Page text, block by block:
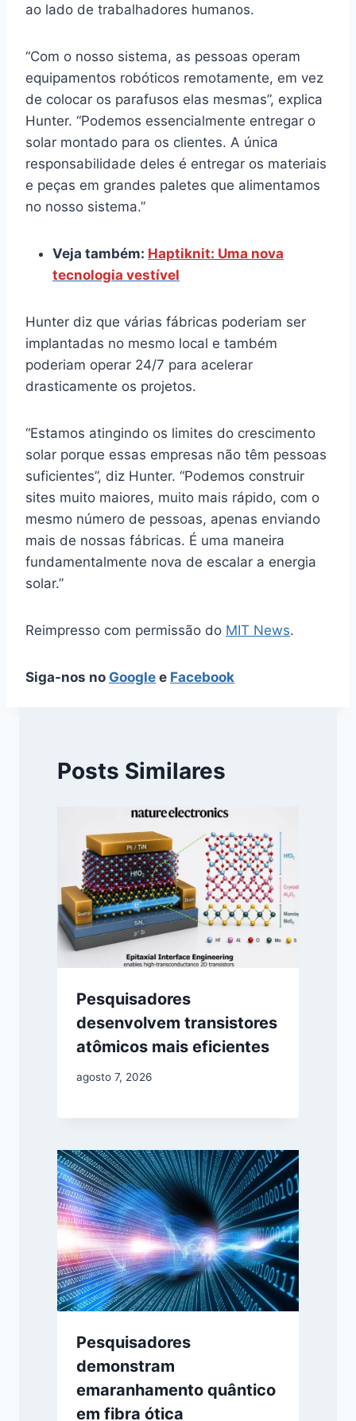
ao lado de trabalhadores humanos.
“Com o nosso sistema, as pessoas operam
equipamentos robóticos remotamente, em vez
de colocar os parafusos elas mesmas”, explica
Hunter. “Podemos essencialmente entregar o
solar montado para os clientes. A única
responsabilidade deles é entregar os materiais
e peças em grandes paletes que alimentamos
no nosso sistema.”
Veja também: Haptiknit: Uma nova
tecnologia vestível
Hunter diz que várias fábricas poderiam ser
implantadas no mesmo local e também
poderiam operar 24/7 para acelerar
drasticamente os projetos.
“Estamos atingindo os limites do crescimento
solar porque essas empresas não têm pessoas
suficientes”, diz Hunter. “Podemos construir
sites muito maiores, muito mais rápido, com o
mesmo número de pessoas, apenas enviando
mais de nossas fábricas. É uma maneira
fundamentalmente nova de escalar a energia
solar.”
Reimpresso com permissão do MIT News.
Siga-nos no Google e Facebook
Posts Similares
Pesquisadores
desenvolvem transistores
atômicos mais eficientes
agosto 7, 2026
Pesquisadores
demonstram
emaranhamento quântico
em fibra ótica